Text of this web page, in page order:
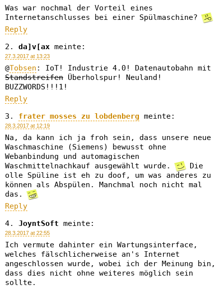
Was war nochmal der Vorteil eines
Internetanschlusses bei einer Spülmaschine?
Reply
da]v[ax meinte:
27.3.2017 at 13:23
@Tobsen : IoT! Industrie 4.0! Datenautobahn mit
Standstreifen Überholspur! Neuland!
BUZZWORDS!!!1!
Reply
frater mosses zu lobdenberg meinte:
28.3.2017 at 12:19
Na, da kann ich ja froh sein, dass unsere neue
Waschmaschine (Siemens) bewusst ohne
Webanbindung und automagischen
Waschmittelnachkauf ausgewählt wurde.
Die
olle Spüline ist eh zu doof, um was anderes zu
können als Abspülen. Manchmal noch nicht mal
das.
Reply
JoyntSoft meinte:
28.3.2017 at 22:55
Ich vermute dahinter ein Wartungsinterface,
welches fälschlicherweise an's Internet
angeschlossen wurde, wobei ich der Meinung bin,
dass dies nicht ohne weiteres möglich sein
sollte.